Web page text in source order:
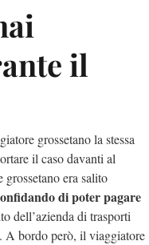
il
grossetano la stessa
il caso davanti al
era salito
di poter pagare
dell’azienda di trasporti
A bordo però, il viaggiatore